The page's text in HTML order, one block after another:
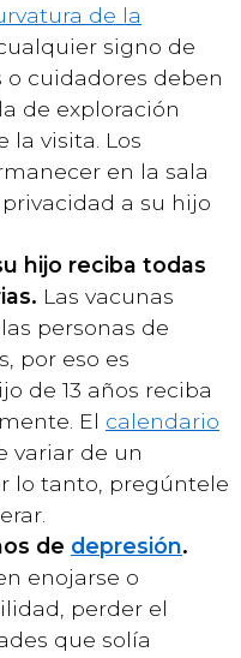
de la
signo de
o cuidadores deben
de exploración
la visita. Los
en la sala
a su hijo
hijo reciba todas
Las vacunas
personas de
por eso es
de 13 años reciba
El calendario
variar de un
lo tanto, pregúntele
de depresión.
enojarse o
perder el
que solía